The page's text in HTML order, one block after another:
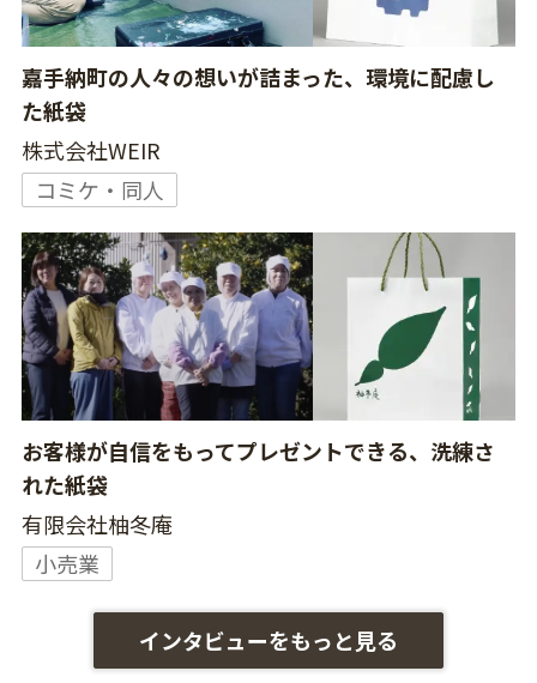
嘉手納町の人々の想いが詰まった、環境に配慮し
た紙袋
株式会社WEIR
コミケ・同人
お客様が自信をもってプレゼントできる、洗練さ
れた紙袋
有限会社柚冬庵
小売業
インタビューをもっと見る